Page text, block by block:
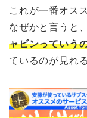
これが一番オス
なぜかと言うと
ャビンっていう
ているのが見れる